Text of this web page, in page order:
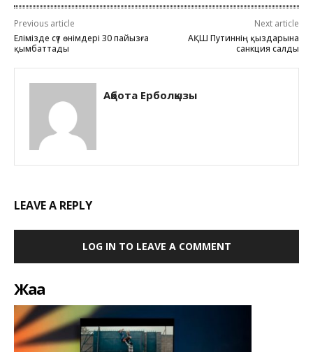
Previous article
Елімізде сүт өнімдері 30 пайызға
қымбаттады
Next article
АҚШ Путиннің қыздарына
санкция салды
Ақбота Ерболқызы
LEAVE A REPLY
LOG IN TO LEAVE A COMMENT
Жаңа